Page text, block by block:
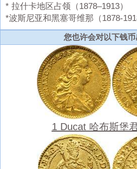
* 拉什卡地区占领（1878–1913）
*波斯尼亚和黑塞哥维那（1878-
您也许会对以下钱
1 Ducat 哈布斯堡